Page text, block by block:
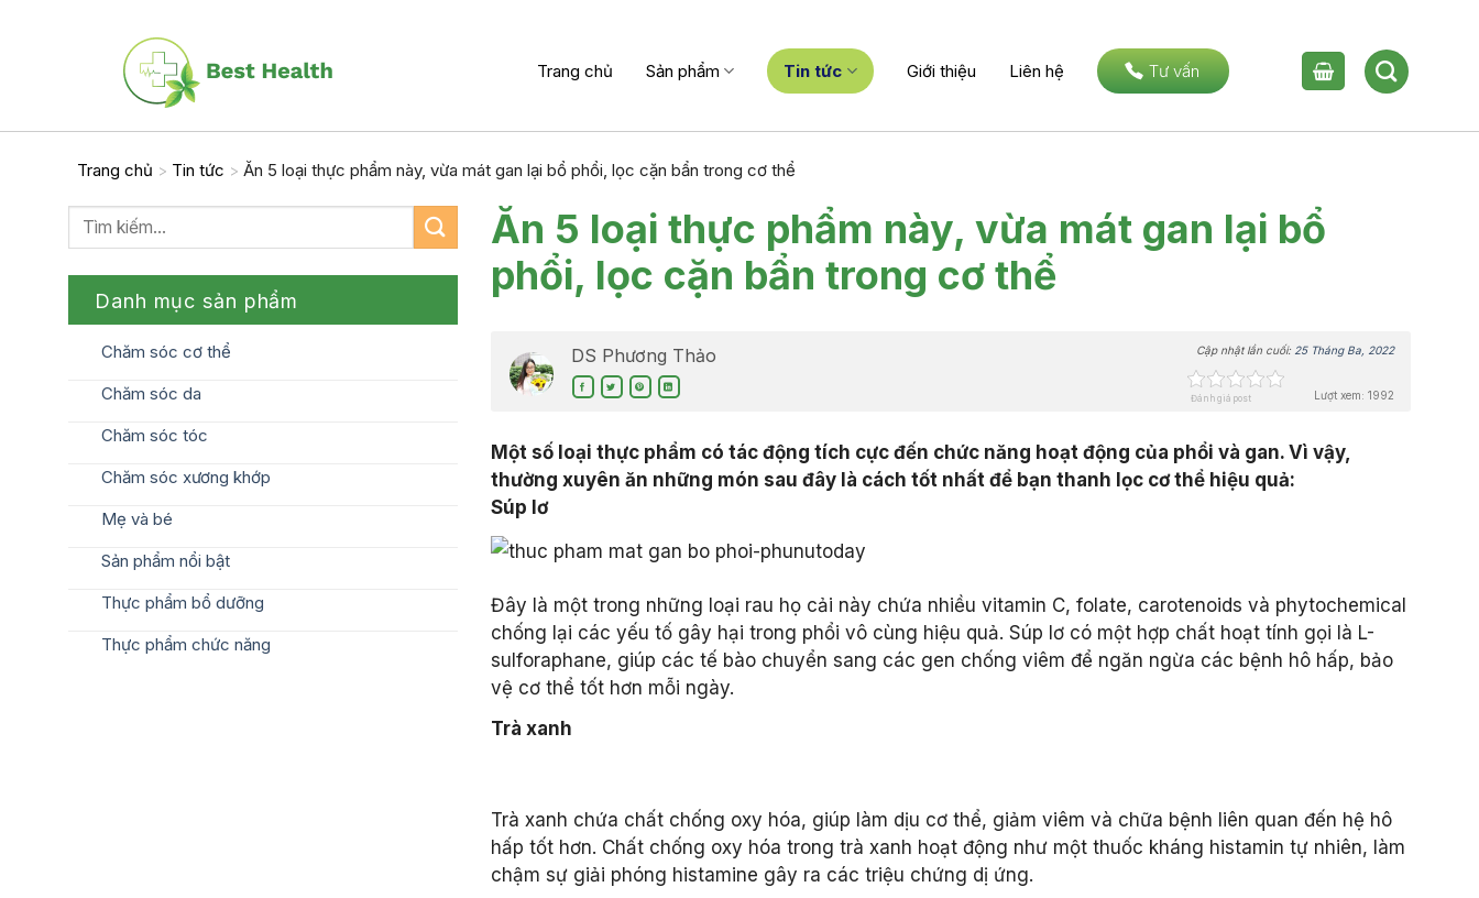
Trang chủ Sản phẩm Tin tức Giới thiệu Liên hệ Tư vấn
Trang chủ > Tin tức > Ăn 5 loại thực phẩm này, vừa mát gan lại bổ phổi, lọc cặn bẩn trong cơ thể
Danh mục sản phẩm
Chăm sóc cơ thể
Chăm sóc da
Chăm sóc tóc
Chăm sóc xương khớp
Mẹ và bé
Sản phẩm nổi bật
Thực phẩm bổ dưỡng
Thực phẩm chức năng
Ăn 5 loại thực phẩm này, vừa mát gan lại bổ
phổi, lọc cặn bẩn trong cơ thể
DS Phương Thảo Cập nhật lần cuối: 25 Tháng Ba, 2022
Đánh giá post Lượt xem: 1992
Một số loại thực phẩm có tác động tích cực đến chức năng hoạt động của phổi và gan. Vì vậy,
thường xuyên ăn những món sau đây là cách tốt nhất để bạn thanh lọc cơ thể hiệu quả:
Súp lơ
Đây là một trong những loại rau họ cải này chứa nhiều vitamin C, folate, carotenoids và phytochemical
chống lại các yếu tố gây hại trong phổi vô cùng hiệu quả. Súp lơ có một hợp chất hoạt tính gọi là L-
sulforaphane, giúp các tế bào chuyển sang các gen chống viêm để ngăn ngừa các bệnh hô hấp, bảo
vệ cơ thể tốt hơn mỗi ngày.
Trà xanh
Trà xanh chứa chất chống oxy hóa, giúp làm dịu cơ thể, giảm viêm và chữa bệnh liên quan đến hệ hô
hấp tốt hơn. Chất chống oxy hóa trong trà xanh hoạt động như một thuốc kháng histamin tự nhiên, làm
chậm sự giải phóng histamine gây ra các triệu chứng dị ứng.